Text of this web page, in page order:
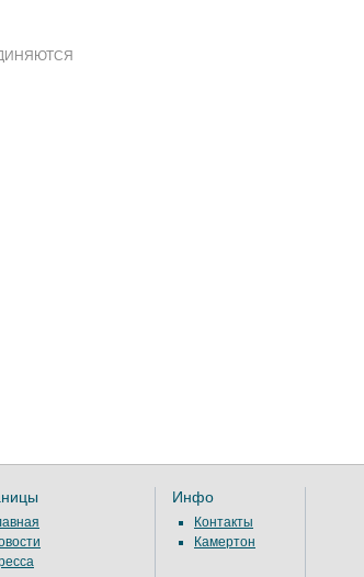
Инфо
Контакты
Камертон